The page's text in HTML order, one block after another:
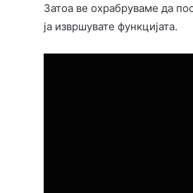
Затоа ве охрабруваме да
ја извршувате функцијата.